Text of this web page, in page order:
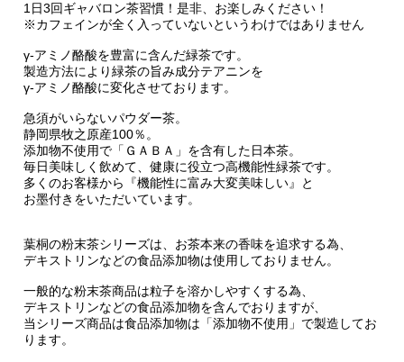
1日3回ギャバロン茶習慣！是非、お楽しみください！
※カフェインが全く入っていないというわけではありません
γ-アミノ酪酸を豊富に含んだ緑茶です。
製造方法により緑茶の旨み成分テアニンを
γ-アミノ酪酸に変化させております。
急須がいらないパウダー茶。
静岡県牧之原産100％。
添加物不使用で「ＧＡＢＡ」を含有した日本茶。
毎日美味しく飲めて、健康に役立つ高機能性緑茶です。
多くのお客様から『機能性に富み大変美味しい』と
お墨付きをいただいています。
葉桐の粉末茶シリーズは、お茶本来の香味を追求する為、
デキストリンなどの食品添加物は使用しておりません。
一般的な粉末茶商品は粒子を溶かしやすくする為、
デキストリンなどの食品添加物を含んでおりますが、
当シリーズ商品は食品添加物は「添加物不使用」で製造してお
ります。